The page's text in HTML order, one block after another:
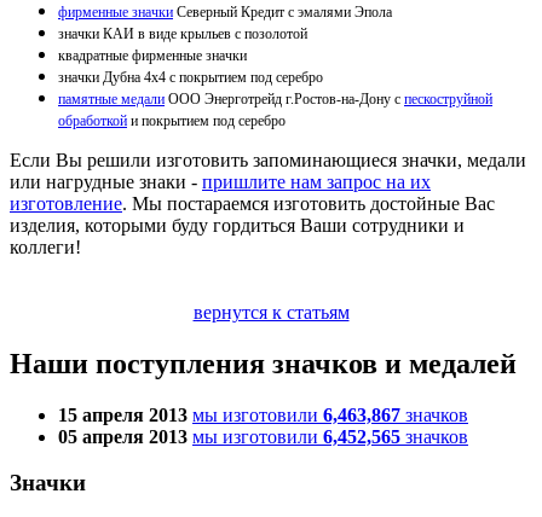
фирменные значки Северный Кредит с эмалями Эпола
значки КАИ в виде крыльев с позолотой
квадратные фирменные значки
значки Дубна 4х4 с покрытием под серебро
памятные медали ООО Энерготрейд г.Ростов-на-Дону с пескоструйной
обработкой и покрытием под серебро
Если Вы решили изготовить запоминающиеся значки, медали
или нагрудные знаки - пришлите нам запрос на их
изготовление. Мы постараемся изготовить достойные Вас
изделия, которыми буду гордиться Ваши сотрудники и
коллеги!
вернутся к статьям
Наши поступления значков и медалей
15 апреля 2013 мы изготовили 6,463,867 значков
05 апреля 2013 мы изготовили 6,452,565 значков
Значки